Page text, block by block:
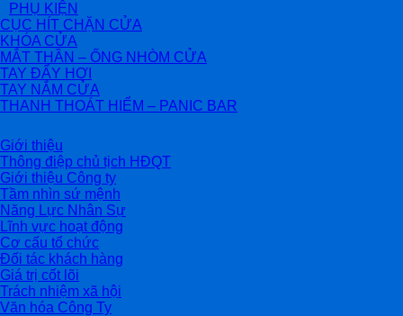
PHỤ KIỆN
CỤC HÍT CHẶN CỬA
KHÓA CỬA
MẮT THẦN – ỐNG NHÒM CỬA
TAY ĐẨY HƠI
TAY NẮM CỬA
THANH THOÁT HIỂM – PANIC BAR
Giới thiệu
Thông điệp chủ tịch HĐQT
Giới thiệu Công ty
Tầm nhìn sứ mệnh
Năng Lực Nhân Sự
Lĩnh vực hoạt động
Cơ cấu tổ chức
Đối tác khách hàng
Giá trị cốt lõi
Trách nhiệm xã hội
Văn hóa Công Ty